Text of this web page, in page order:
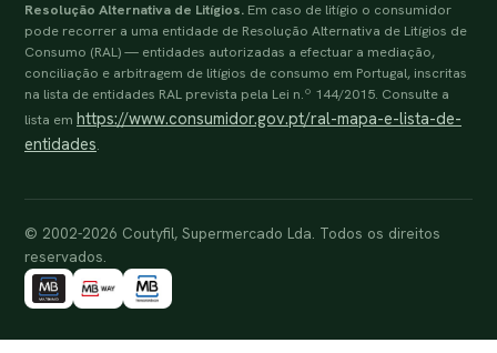
Resolução Alternativa de Litígios. Em caso de litígio o consumidor
pode recorrer a uma entidade de Resolução Alternativa de Litígios de
Consumo (RAL) — entidades autorizadas a efectuar a mediação,
conciliação e arbitragem de litígios de consumo em Portugal, inscritas
na lista de entidades RAL prevista pela Lei n.º 144/2015. Consulte a
lista em https://www.consumidor.gov.pt/ral-mapa-e-lista-de-
entidades.
© 2002-2026 Coutyfil, Supermercado Lda. Todos os direitos
reservados.